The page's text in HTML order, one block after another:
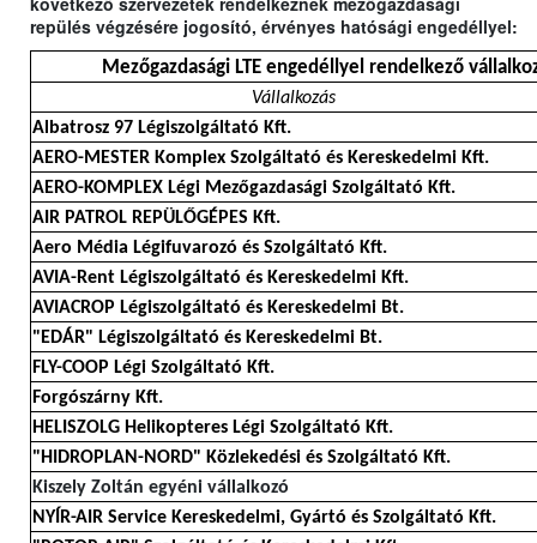
repülés végzésére jogosító, érvényes hatósági engedéllyel:
Mezőgazdasági LTE engedéllyel rendelkező
Vállalkozás
Albatrosz 97 Légiszolgáltató Kft.
AERO-MESTER Komplex Szolgáltató és Kereskedelmi Kft.
AERO-KOMPLEX Légi Mezőgazdasági Szolgáltató Kft.
AIR PATROL REPÜLŐGÉPES Kft.
Aero Média Légifuvarozó és Szolgáltató Kft.
AVIA-Rent Légiszolgáltató és Kereskedelmi Kft.
AVIACROP Légiszolgáltató és Kereskedelmi Bt.
"EDÁR" Légiszolgáltató és Kereskedelmi Bt.
FLY-COOP Légi Szolgáltató Kft.
Forgószárny Kft.
HELISZOLG Helikopteres Légi Szolgáltató Kft.
"HIDROPLAN-NORD" Közlekedési és Szolgáltató Kft.
Kiszely Zoltán egyéni vállalkozó
NYÍR-AIR Service Kereskedelmi, Gyártó és Szolgáltató Kft.